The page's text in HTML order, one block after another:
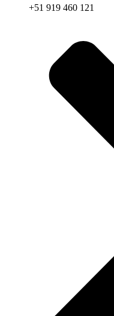
+51 919 460 121